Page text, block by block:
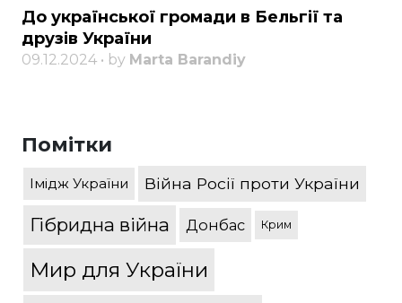
До української громади в Бельгії та
друзів України
09.12.2024 • by Marta Barandiy
Помітки
Імідж України Війна Росії проти України
Гібридна війна Донбас Крим
Мир для України